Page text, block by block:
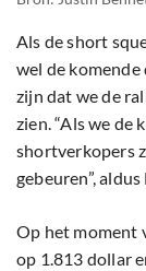
Als de short
wel de komende
zijn dat we de
zien. “Als we de
shortverkopers
gebeuren”,
Op het moment
op 1.813 dollar